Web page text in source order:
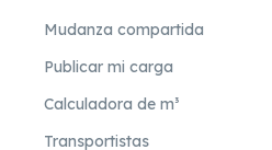
Mudanza compartida
Publicar mi carga
Calculadora de m³
Transportistas